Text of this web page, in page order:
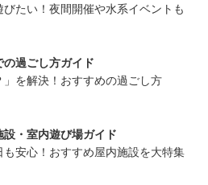
たい！夜間開催や水系イベントも
過ごし方ガイド
」を解決！おすすめの過ごし方
・室内遊び場ガイド
安心！おすすめ屋内施設を大特集